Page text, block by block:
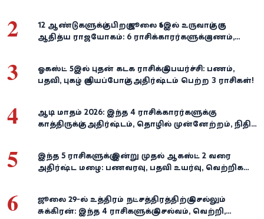
2
12 ஆண்டுகளுக்குப் பிறகு ஜூலை 16இல் உருவாகும் குரு
ஆதித்ய ராஜயோகம்: 6 ராசிக்காரர்களுக்கு பணம்,
3
ஓகஸ்ட் 5இல் புதன் கடக ராசிக்கு பெயர்ச்சி: பணம்,
பதவி, புகழ் குவியப்போகும் அதிர்ஷ்டம் பெற்ற 3 ராசிகள்!
4
ஆடி மாதம் 2026: இந்த 4 ராசிக்காரர்களுக்கு
காத்திருக்கும் அதிர்ஷ்டம், தொழில் முன்னேற்றம், நிதி
5
இந்த 5 ராசிகளுக்கு இன்று முதல் ஆகஸ்ட் 2 வரை
அதிர்ஷ்ட மழை: பணவரவு, பதவி உயர்வு, வெற்றிகள்
6
ஜூலை 29-ல் உத்திரம் நட்சத்திரத்திற்கு செல்லும்
சுக்கிரன்: இந்த 4 ராசிகளுக்கு செல்வம், வெற்றி,